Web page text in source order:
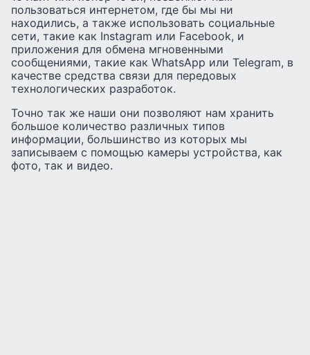
пользоваться интернетом, где бы мы ни
находились, а также использовать социальные
сети, такие как Instagram или Facebook, и
приложения для обмена мгновенными
сообщениями, такие как WhatsApp или Telegram, в
качестве средства связи для передовых
технологических разработок.
Точно так же наши они позволяют нам хранить
большое количество различных типов
информации, большинство из которых мы
записываем с помощью камеры устройства, как
фото, так и видео.